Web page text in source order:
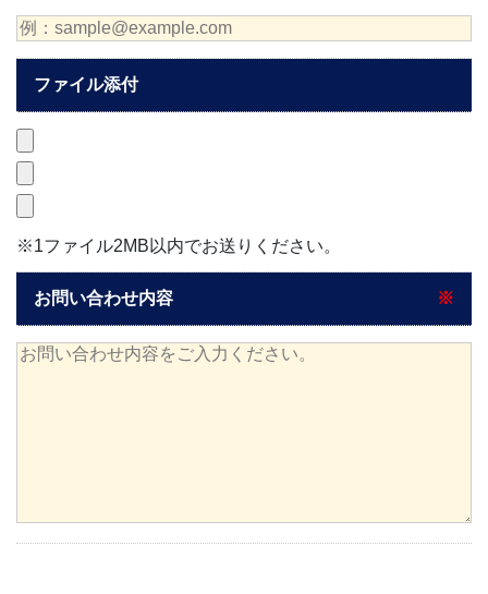
ファイル添付
※1ファイル2MB以内でお送りください。
お問い合わせ内容 ※